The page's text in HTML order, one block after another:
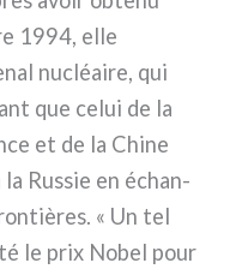
1994, elle
nucléai­re, qui
que celui de la
et de la Chine
Russie en échan­
« Un tel
le prix Nobel pour